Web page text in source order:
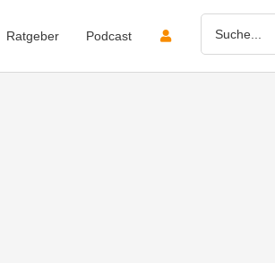
Ratgeber Podcast